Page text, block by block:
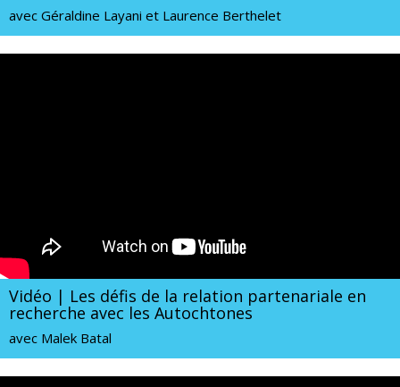
avec Géraldine Layani et Laurence Berthelet
Vidéo | Les défis de la relation partenariale en
recherche avec les Autochtones
avec Malek Batal